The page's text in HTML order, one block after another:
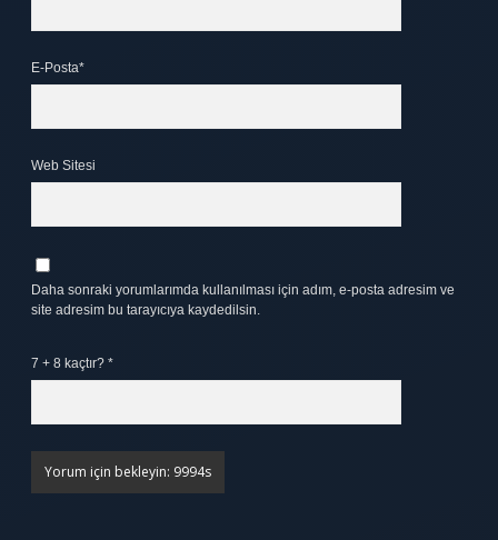
E-Posta*
Web Sitesi
Daha sonraki yorumlarımda kullanılması için adım, e-posta adresim ve
site adresim bu tarayıcıya kaydedilsin.
7 + 8 kaçtır? *